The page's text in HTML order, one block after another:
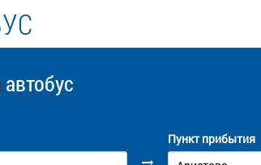
автобус
Пункт прибытия